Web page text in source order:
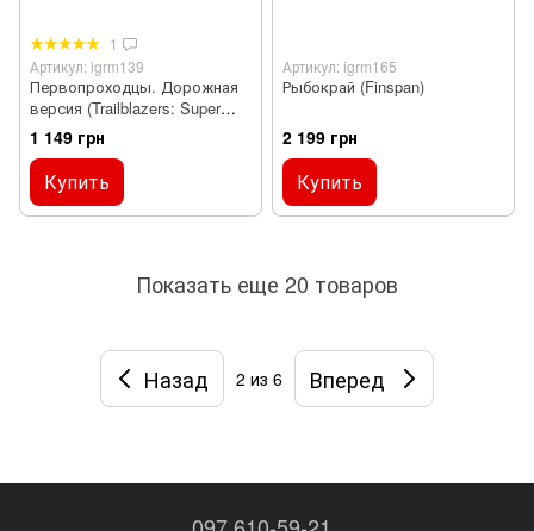
1
Артикул: igrm139
Первопроходцы. Дорожная
версия (Trailblazers: Super
Travel Edition)
1 149 грн
Купить
Артикул: igrm165
Рыбокрай (Finspan)
2 199 грн
Купить
Показать еще 20 товаров
Назад 2 из 6 Вперед